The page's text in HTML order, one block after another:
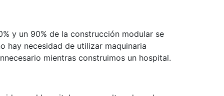
y un 90% de la construcción modular se
hay necesidad de utilizar maquinaria
mientras construimos un hospital.